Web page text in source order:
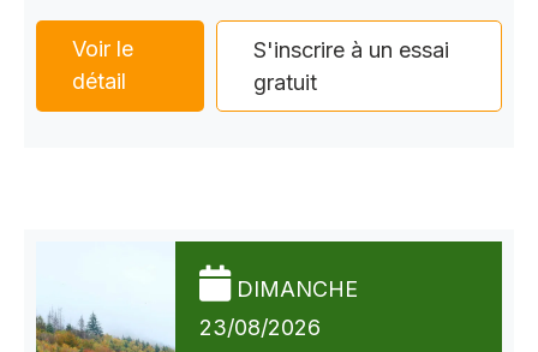
Voir le
détail
S'inscrire à un essai
gratuit
DIMANCHE
23/08/2026